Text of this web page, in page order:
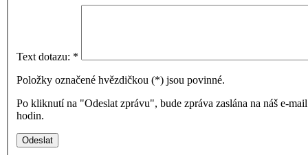
Text dotazu: *
Položky označené hvězdičkou (*) jsou povinné.
Po kliknutí na "Odeslat zprávu", bude zpráva zaslána na náš e-
hodin.